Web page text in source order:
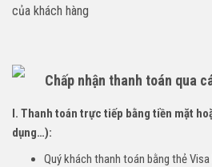
của khách hàng
Chấp nhận thanh toán qua
I. Thanh toán trực tiếp bằng tiền mặt
dụng…):
Quý khách thanh toán bằng thẻ